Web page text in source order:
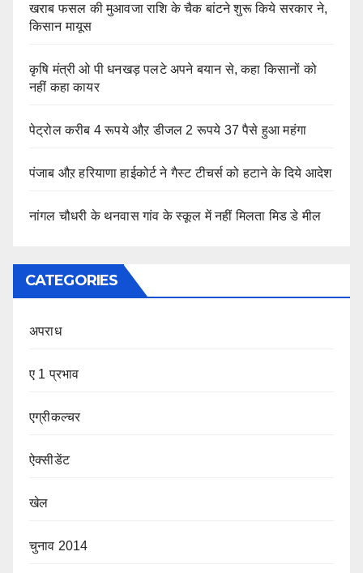
खराब फसल की मुआवजा राशि के चैक बांटने शुरू किये सरकार ने,
किसान मायूस
कृषि मंत्री ओ पी धनखड़ पलटे अपने बयान से, कहा किसानों को
नहीं कहा कायर
पेट्रोल करीब 4 रूपये औऱ डीजल 2 रूपये 37 पैसे हुआ महंगा
पंजाब औऱ हरियाणा हाईकोर्ट ने गैस्ट टीचर्स को हटाने के दिये आदेश
नांगल चौधरी के थनवास गांव के स्कूल में नहीं मिलता मिड डे मील
CATEGORIES
अपराध
ए 1 प्रभाव
एग्रीकल्चर
ऐक्सीडेंट
खेल
चुनाव 2014